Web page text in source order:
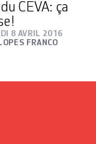
CEVA: ça
8 AVRIL 2016
FRANCO